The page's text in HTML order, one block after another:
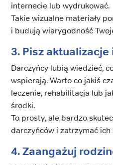
internecie lub wydrukować.
Takie wizualne materiały
i budują wiarygodność
3. Pisz
Darczyńcy lubią wiedzieć,
wspierają. Warto co jakiś
leczenie, rehabilitacja lub
środki.
To prosty, ale bardzo
darczyńców i zatrzymać ich
4. Zaangażuj